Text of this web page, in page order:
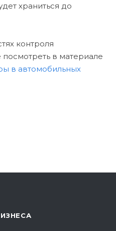
храниться до
контроля
в материале
в автомобильных